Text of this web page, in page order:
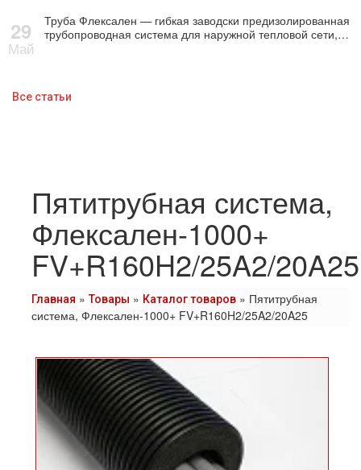
29
Май
Труба Флексален — гибкая заводски предизолированная
трубопроводная система для наружной тепловой сети,…
Все статьи
Пятитрубная система,
Флексален-1000+
FV+R160H2/25A2/20A25
Главная »Товары » Каталог товаров » Пятитрубная
система, Флексален-1000+ FV+R160H2/25A2/20A25